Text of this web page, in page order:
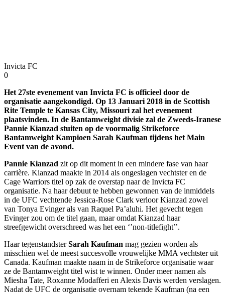
Invicta FC
0
Het 27ste evenement van Invicta FC is officieel door de
organisatie aangekondigd. Op 13 Januari 2018 in de Scottish
Rite Temple te Kansas City, Missouri zal het evenement
plaatsvinden. In de Bantamweight divisie zal de Zweeds-Iranese
Pannie Kianzad stuiten op de voormalig Strikeforce
Bantamweight Kampioen Sarah Kaufman tijdens het Main
Event van de avond.
Pannie Kianzad zit op dit moment in een mindere fase van haar
carrière. Kianzad maakte in 2014 als ongeslagen vechtster en de
Cage Warriors titel op zak de overstap naar de Invicta FC
organisatie. Na haar debuut te hebben gewonnen van de inmiddels
in de UFC vechtende Jessica-Rose Clark verloor Kianzad zowel
van Tonya Evinger als van Raquel Pa’aluhi. Het gevecht tegen
Evinger zou om de titel gaan, maar omdat Kianzad haar
streefgewicht overschreed was het een ‘’non-titlefight’’.
Haar tegenstandsterSarah Kaufman mag gezien worden als
misschien wel de meest succesvolle vrouwelijke MMA vechtster uit
Canada. Kaufman maakte naam in de Strikeforce organisatie waar
ze de Bantamweight titel wist te winnen. Onder meer namen als
Miesha Tate, Roxanne Modafferi en Alexis Davis werden verslagen.
Nadat de UFC de organisatie overnam tekende Kaufman (na een